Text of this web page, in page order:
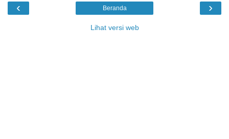
‹ ›
Beranda
Lihat versi web